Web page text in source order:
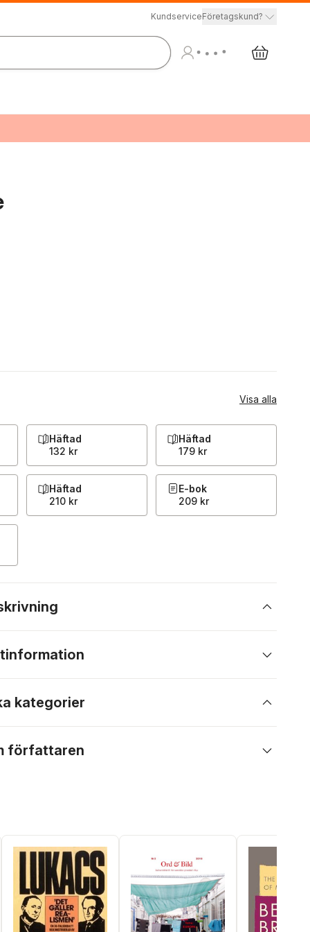
KundserviceFöretagskund?
Visa alla
Häftad
132 kr
Häftad
179 kr
Häftad
210 kr
E-bok
209 kr
kategorier
författaren